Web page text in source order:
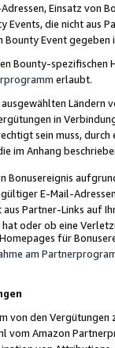
Einsatz von
Events, die nicht
Bounty Event
Bounty-spezifischen
erlaubt.
ausgewählten Ländern
in
sein muss,
im Anhang
Bonusereignis
E-Mail-
aus Partner-Links auf
oder ob eine
für
am
von den
vom Amazon